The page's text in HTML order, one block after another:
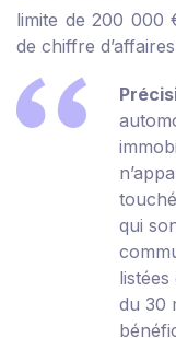
limite de 200 000
de chiffre
qui
du 30